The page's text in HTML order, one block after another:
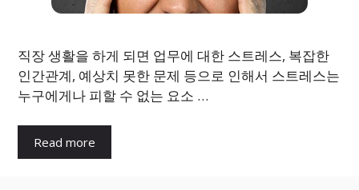
직장 생활을 하게 되면 업무에 대한 스트레스, 복잡한
인간관계, 예상치 못한 문제 등으로 인해서 스트레스는
누구에게나 피할 수 없는 요소 …
Read more